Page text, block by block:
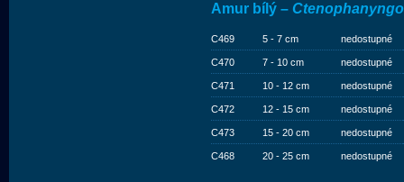
Amur bílý –
C469 5 - 7 cm nedostupné
C470 7 - 10 cm nedostupné
C471 10 - 12 cm nedostupné
C472 12 - 15 cm nedostupné
C473 15 - 20 cm nedostupné
C468 20 - 25 cm nedostupné